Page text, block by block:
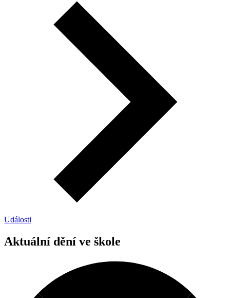
Události
Aktuální dění ve škole